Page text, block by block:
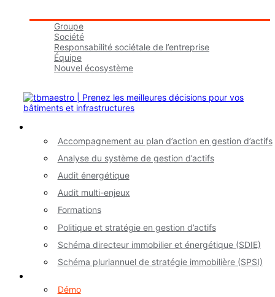
Groupe
Société
Responsabilité sociétale de l’entreprise
Équipe
Nouvel écosystème
Accompagnement au plan d’action en gestion d’actifs
Analyse du système de gestion d’actifs
Audit énergétique
Audit multi-enjeux
Formations
Politique et stratégie en gestion d’actifs
Schéma directeur immobilier et énergétique (SDIE)
Schéma pluriannuel de stratégie immobilière (SPSI)
Démo